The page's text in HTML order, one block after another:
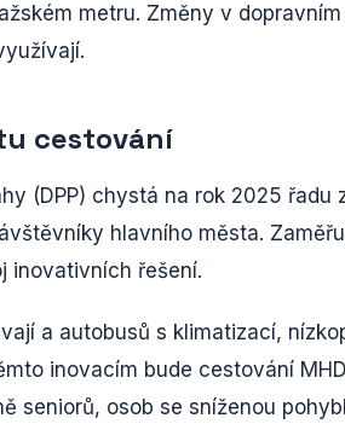
metru. Změny v
cestování
(DPP) chystá na rok 2025 řadu
hlavního města.
inovativních řešení.
a autobusů s klimatizací,
inovacím bude cestování
seniorů, osob se sníženou